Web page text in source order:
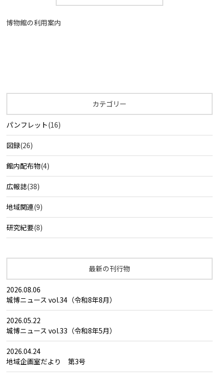
博物館の利用案内
カテゴリー
パンフレット(16)
図録(26)
館内配布物(4)
広報誌(38)
地域関連(9)
研究紀要(8)
最新の刊行物
2026.08.06
城博ニュース vol.34（令和8年8月）
2026.05.22
城博ニュース vol.33（令和8年5月）
2026.04.24
地域企画室だより 第3号